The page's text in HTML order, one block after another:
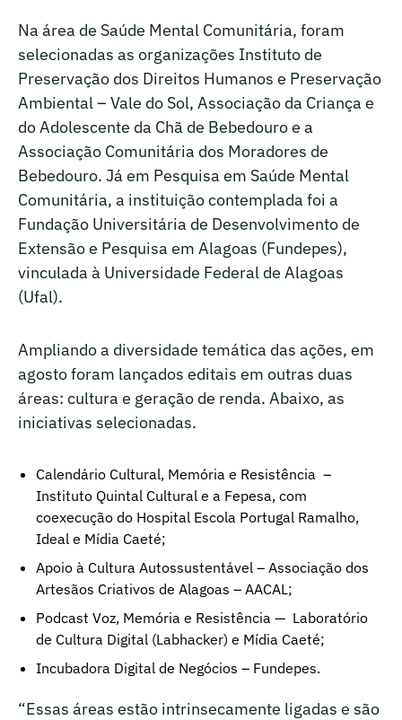
Na área de Saúde Mental Comunitária, foram
selecionadas as organizações Instituto de
Preservação dos Direitos Humanos e Preservação
Ambiental – Vale do Sol, Associação da Criança e
do Adolescente da Chã de Bebedouro e a
Associação Comunitária dos Moradores de
Bebedouro. Já em Pesquisa em Saúde Mental
Comunitária, a instituição contemplada foi a
Fundação Universitária de Desenvolvimento de
Extensão e Pesquisa em Alagoas (Fundepes),
vinculada à Universidade Federal de Alagoas
(Ufal).
Ampliando a diversidade temática das ações, em
agosto foram lançados editais em outras duas
áreas: cultura e geração de renda. Abaixo, as
iniciativas selecionadas.
Calendário Cultural, Memória e Resistência –
Instituto Quintal Cultural e a Fepesa, com
coexecução do Hospital Escola Portugal Ramalho,
Ideal e Mídia Caeté;
Apoio à Cultura Autossustentável – Associação dos
Artesãos Criativos de Alagoas – AACAL;
Podcast Voz, Memória e Resistência — Laboratório
de Cultura Digital (Labhacker) e Mídia Caeté;
Incubadora Digital de Negócios – Fundepes.
“Essas áreas estão intrinsecamente ligadas e são